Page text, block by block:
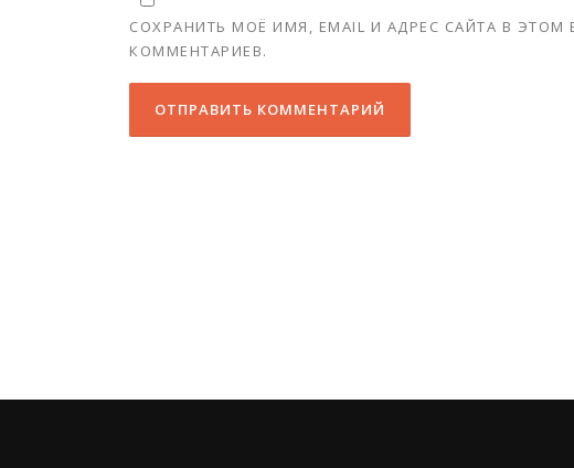
СОХРАНИТЬ МОЁ ИМЯ, EMAIL И АДРЕС САЙТА В
КОММЕНТАРИЕВ.